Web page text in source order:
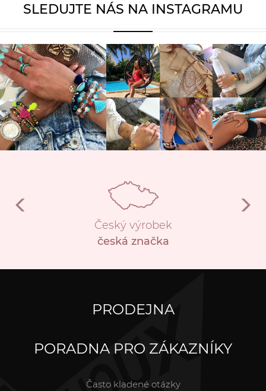
SLEDUJTE NÁS NA INSTAGRAMU
Český výrobek
česká značka
PRODEJNA
PORADNA PRO ZÁKAZNÍKY
Často kladené otázky